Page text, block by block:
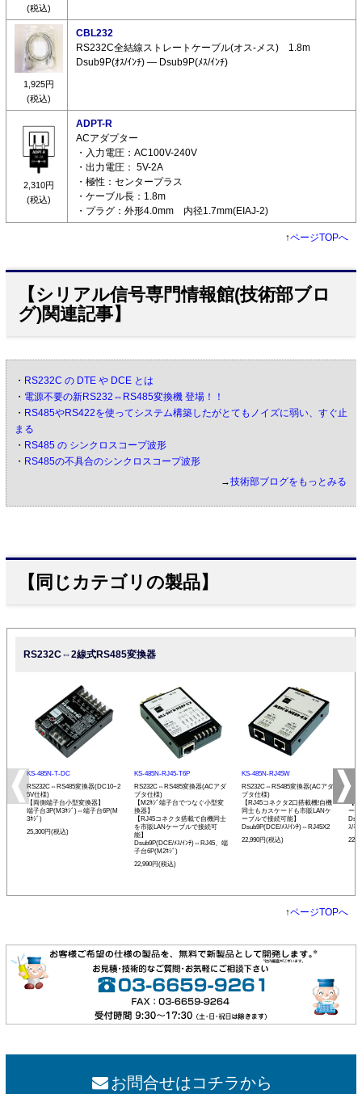
(税込)
1,925円
(税込)
CBL232
RS232C全結線ストレートケーブル(オス-メス) 1.8m
Dsub9P(ｵｽ/ｲﾝﾁ) ― Dsub9P(ﾒｽ/ｲﾝﾁ)
2,310円
(税込)
ADPT-R
ACアダプター
・入力電圧：AC100V-240V
・出力電圧： 5V-2A
・極性：センタープラス
・ケーブル長：1.8m
・プラグ：外形4.0mm 内径1.7mm(EIAJ-2)
↑ページTOPへ
【シリアル信号専門情報館(技術部ブロ
グ)関連記事】
・ RS232C の DTE や DCE とは
・ 電源不要の新RS232⇔RS485変換機 登場！！
・ RS485やRS422を使ってシステム構築したがとてもノイズに弱い、すぐ止
まる
・ RS485 の シンクロスコープ波形
・ RS485の不具合のシンクロスコープ波形
→技術部ブログをもっとみる
【同じカテゴリの製品】
RS232C⇔2線式RS485変換器
KS-485N-T-DC
RS232C⇔RS485変換器(DC10~2
5V仕様)
【両側端子台小型変換器】
端子台3P(M3ﾈｼﾞ)⇔端子台6P(M
3ﾈｼﾞ)
25,300円(税込)
KS-485N-RJ45-T6P
RS232C⇔RS485変換器(ACアダ
プタ仕様)
【M2ﾈｼﾞ端子台でつなぐ小型変
換器】
【RJ45コネクタ搭載で自機同士
を市販LANケーブルで接続可
能】
Dsub9P(DCE/ﾒｽ/ｲﾝﾁ)⇔RJ45、端
子台6P(M2ﾈｼﾞ)
22,990円(税込)
KS-485N-RJ45W
RS232C⇔RS485変換器(ACアダ
プタ仕様)
【RJ45コネクタ2口搭載機!自機
同士もカスケードも市販LANケ
ーブルで接続可能】
Dsub9P(DCE/ﾒｽ/ｲﾝﾁ)⇔RJ45X2
22,990円(税込)
【
ー
ｽ/ﾐﾘ)
↑ページTOPへ
お問合せはコチラから